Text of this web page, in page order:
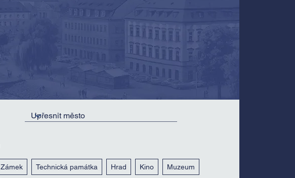
Zámek Technická památka Hrad Kino Muzeum